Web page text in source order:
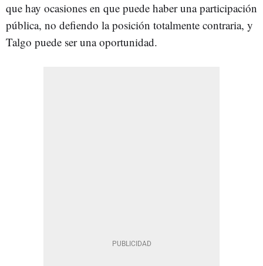
que hay ocasiones en que puede haber una participación
pública, no defiendo la posición totalmente contraria, y
Talgo puede ser una oportunidad.